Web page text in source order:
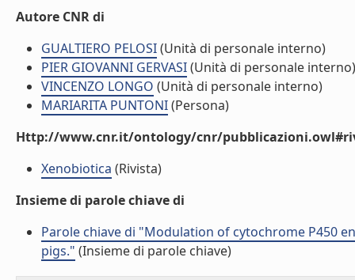
Autore CNR di
GUALTIERO PELOSI(Unità di personale interno)
PIER GIOVANNI GERVASI(Unità di personale interno)
VINCENZO LONGO (Unità di personale interno)
MARIARITA PUNTONI(Persona)
Http://www.cnr.it/ontology/cnr/
Xenobiotica (Rivista)
Insieme di parole chiave di
Parole chiave di "Modulation of cytochrome P450
pigs." (Insieme di parole chiave)